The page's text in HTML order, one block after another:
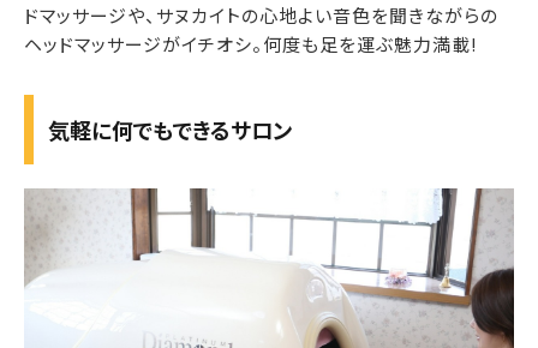
ドマッサージや、サヌカイトの心地よい音色を聞きながらの
ヘッドマッサージがイチオシ。何度も足を運ぶ魅力満載!
気軽に何でもできるサロン